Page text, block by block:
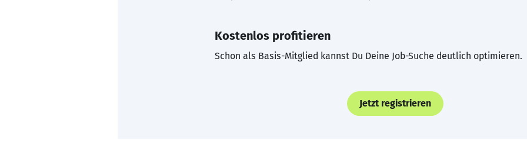
Kostenlos profitieren
Schon als Basis-Mitglied kannst Du Deine Job-Suche deutlich optimieren.
Jetzt registrieren